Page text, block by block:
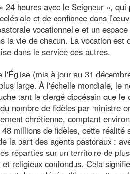
24 heures avec le Seigneur »,
et de confiance dans
vocationnelle et un
la vie de chacun. La vocation
dans le service des autres.
l'Église (mis à jour au 31
large. À l'échelle mondiale, le
tant le clergé diocésain que
nombre de fidèles par ministre
chrétienne, comptant
millions de fidèles, cette réalité
la part des agents pastoraux :
réparties sur un territoire de
religieux confondus. Cela